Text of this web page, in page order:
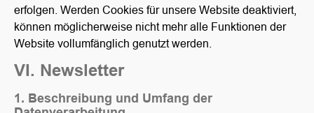
erfolgen. Werden Cookies für unsere Website deaktiviert,
können möglicherweise nicht mehr alle Funktionen der
Website vollumfänglich genutzt werden.
VI. Newsletter
1. Beschreibung und Umfang der